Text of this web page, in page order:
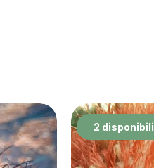
2 disponibili